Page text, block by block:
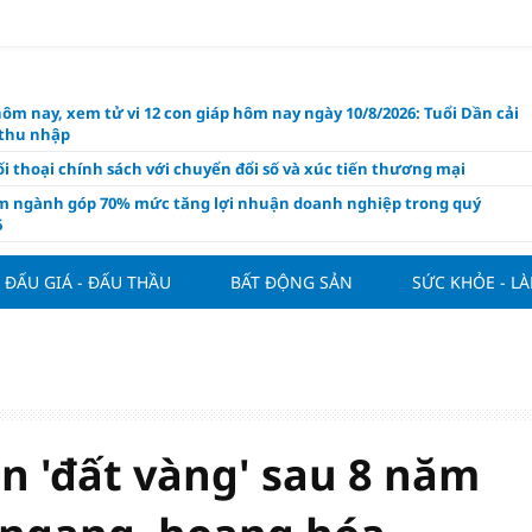
nay, xem tử vi 12 con giáp hôm nay ngày 10/8/2026: Tuổi Dần cải
nhập
thoại chính sách với chuyển đổi số và xúc tiến thương mại
ngành góp 70% mức tăng lợi nhuận doanh nghiệp trong quý
nghiệp kiến nghị gì trong dự thảo Luật Kinh doanh bất động sản
chính thức đàm phán mua Joao Palhinha từ Bayern Munich
công bố và chính thức mở màn Vòng sơ khảo Miss Galaxy Việt
Đỉnh cao nhan sắc trong kỷ nguyên số
giá quyền sử dụng đất và khách sạn tại tại số 8 - 10 Chu Văn An
dư địa phát triển mới
ĐẤU GIÁ - ĐẤU THẦU BẤT ĐỘNG SẢN SỨC KHỎE -
'đất vàng' sau 8 năm